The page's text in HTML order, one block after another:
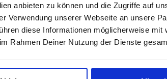
anbieten zu können und die Zugriffe auf
Verwendung unserer Webseite an unsere
diese Informationen möglicherweise mit
Rahmen Deiner Nutzung der Dienste
entstanden und auf Ihre
Angebote veröffentlichen - 3